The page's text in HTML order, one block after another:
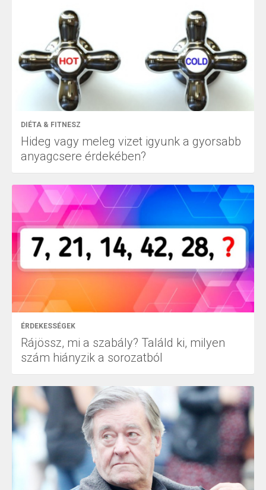
DIÉTA & FITNESZ
Hideg vagy meleg vizet igyunk a gyorsabb
anyagcsere érdekében?
ÉRDEKESSÉGEK
Rájössz, mi a szabály? Találd ki, milyen
szám hiányzik a sorozatból